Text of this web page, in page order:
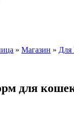
» Магазин » Для
для кошек